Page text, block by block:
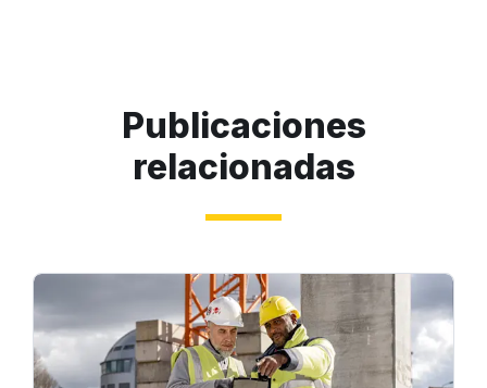
Publicaciones
relacionadas